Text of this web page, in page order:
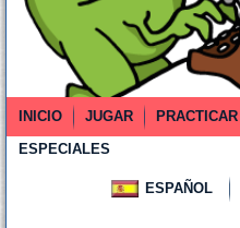
INICIO JUGAR PRACTICAR
ESPECIALES
ESPAÑOL